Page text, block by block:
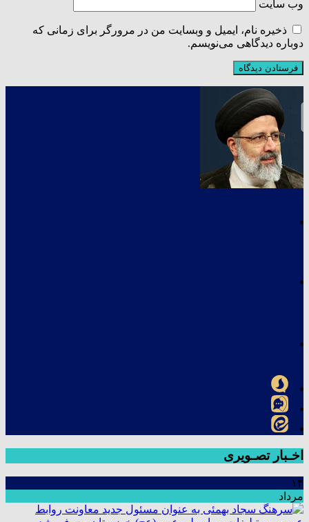
وب‌ سایت
ذخیره نام، ایمیل و وبسایت من در مرورگر برای زمانی که
دوباره دیدگاهی می‌نویسم.
اخـبار تصـویری
۱۴
مرداد